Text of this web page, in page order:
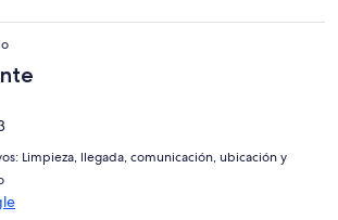
Limpieza, llegada, comunicación, ubicación y